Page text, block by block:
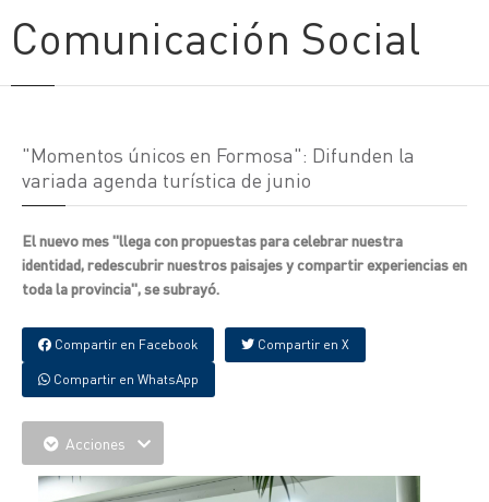
Comunicación Social
"Momentos únicos en Formosa": Difunden la
variada agenda turística de junio
El nuevo mes "llega con propuestas para celebrar nuestra
identidad, redescubrir nuestros paisajes y compartir experiencias en
toda la provincia", se subrayó.
Compartir en Facebook Compartir en X
Compartir en WhatsApp
Acciones